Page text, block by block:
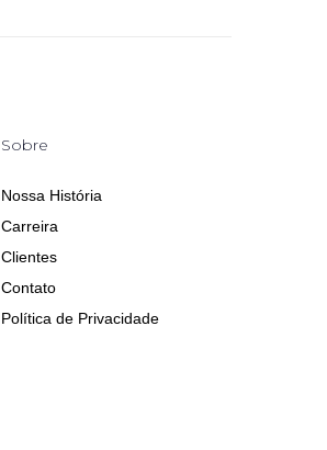
Sobre
Nossa História
Carreira
Clientes
Contato
Política de Privacidade